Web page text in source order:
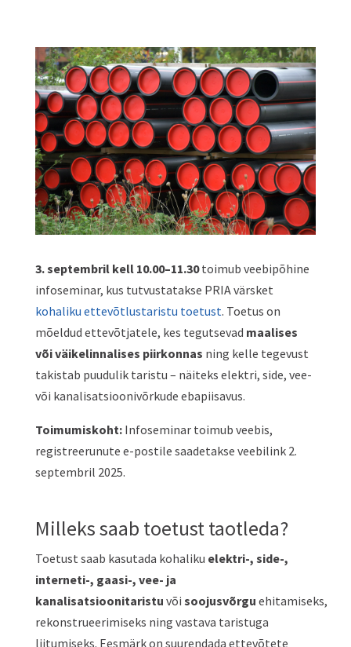
3. septembril kell 10.00–11.30toimub veebipõhine
infoseminar, kus tutvustatakse PRIA värsket
kohaliku ettevõtlustaristu toetust. Toetus on
mõeldud ettevõtjatele, kes tegutsevad maalises
või väikelinnalises piirkonnas ning kelle tegevust
takistab puudulik taristu – näiteks elektri, side, vee-
või kanalisatsioonivõrkude ebapiisavus.
Toimumiskoht:Infoseminar toimub veebis,
registreerunute e-postile saadetakse veebilink 2.
septembril 2025.
Milleks saab toetust taotleda?
Toetust saab kasutada kohaliku elektri-, side-,
interneti-, gaasi-, vee- ja
kanalisatsioonitaristu või soojusvõrgu ehitamiseks,
rekonstrueerimiseks ning vastava taristuga
liitumiseks. Eesmärk on suurendada ettevõtete